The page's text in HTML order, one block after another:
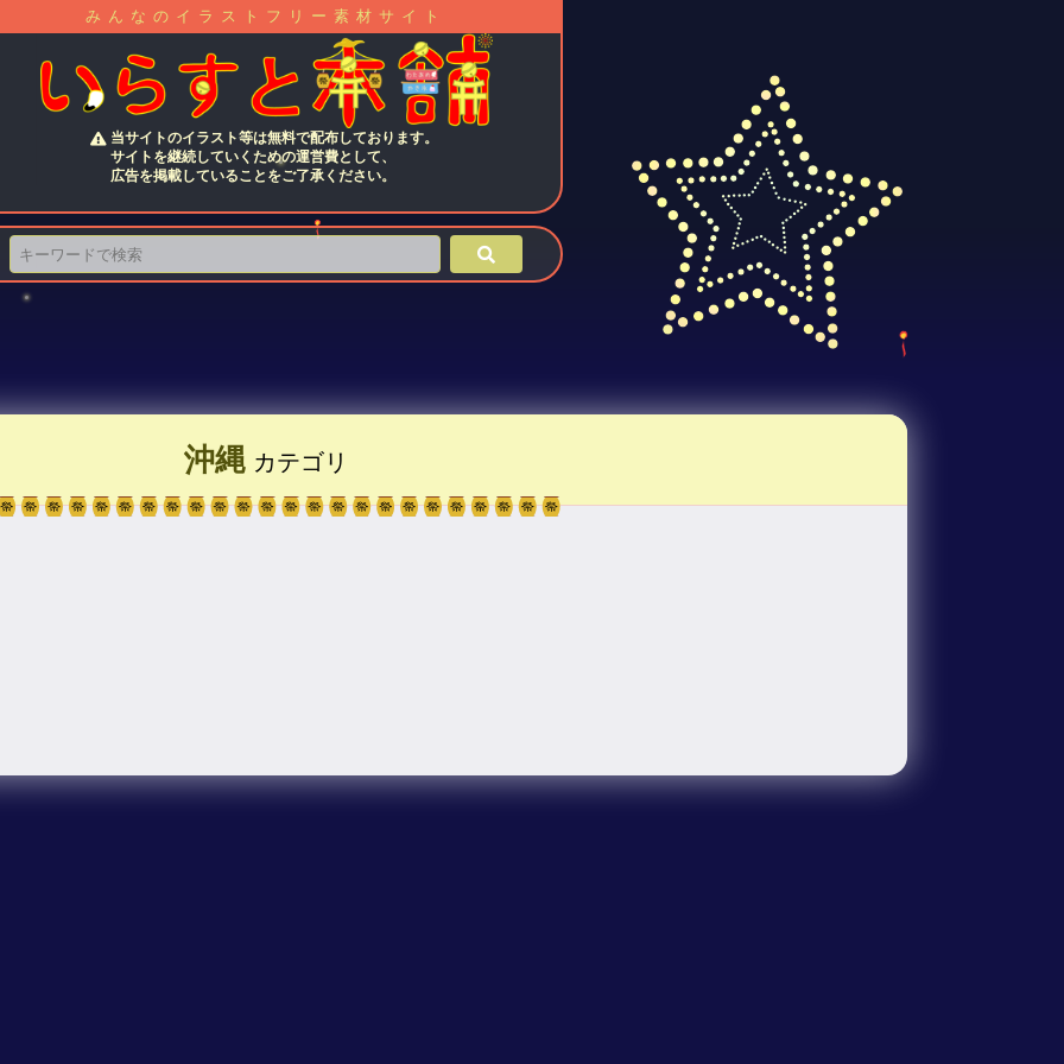
みんなのイラストフリー素材サイト
当サイトのイラスト等は無料で配布しております。
サイトを継続していくための運営費として、
広告を掲載していることをご了承ください。
沖縄 カテゴリ